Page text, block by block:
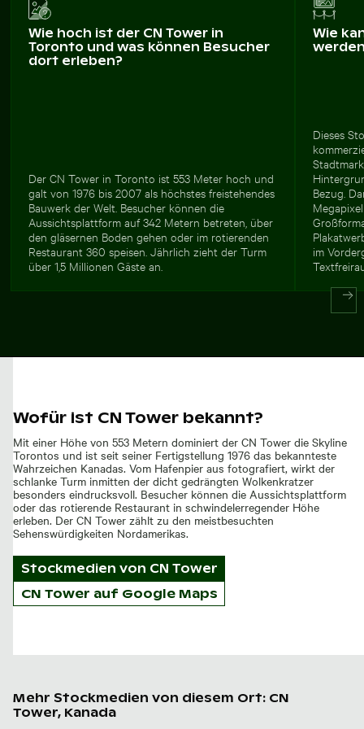
Wie hoch ist der CN Tower in
Toronto und was können Besucher
dort erleben?
Der CN Tower in Toronto ist 553 Meter hoch und
galt von 1976 bis 2007 als höchstes freistehendes
Bauwerk der Welt. Besucher können die
Aussichtsplattform auf 342 Metern betreten, über
den gläsernen Boden gehen oder im rotierenden
Restaurant 360 speisen. Jährlich zieht der Turm
über 1,5 Millionen Gäste an.
Wie
Dieses
Bezug.
im
Wofür ist CN Tower bekannt?
Mit einer Höhe von 553 Metern dominiert der CN Tower die Skyline
Torontos und ist seit seiner Fertigstellung 1976 das bekannteste
Wahrzeichen Kanadas. Vom Hafenpier aus fotografiert, wirkt der
schlanke Turm inmitten der dicht gedrängten Wolkenkratzer
besonders eindrucksvoll. Besucher können die Aussichtsplattform
oder das rotierende Restaurant in schwindelerregender Höhe
erleben. Der CN Tower zählt zu den meistbesuchten
Sehenswürdigkeiten Nordamerikas.
Stockmedien von CN Tower
CN Tower auf Google Maps
Mehr Stockmedien von diesem Ort: CN
Tower, Kanada